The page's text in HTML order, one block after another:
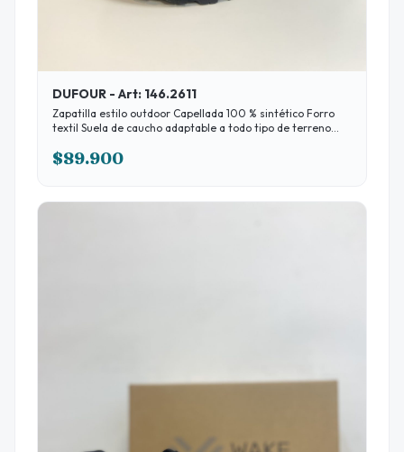
DUFOUR - Art: 146.2611
Zapatilla estilo outdoor Capellada 100 % sintético Forro
textil Suela de caucho adaptable a todo tipo de terreno
ABONÁNDO EN EFECTIVO 10% DESCUENTO
$89.900